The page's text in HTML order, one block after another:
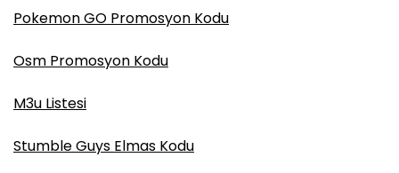
Pokemon GO Promosyon Kodu
Osm Promosyon Kodu
M3u Listesi
Stumble Guys Elmas Kodu